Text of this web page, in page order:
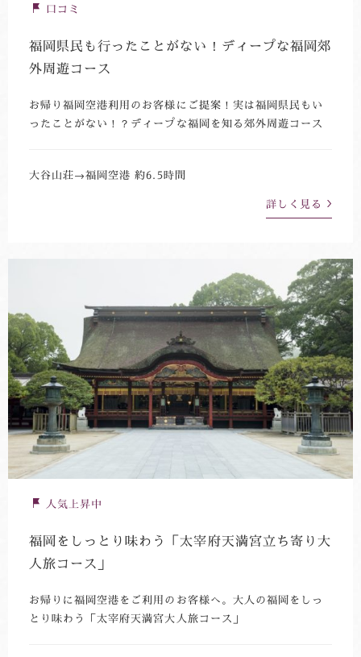
口コミ
福岡県民も行ったことがない！ディープな福岡郊
外周遊コース
お帰り福岡空港利用のお客様にご提案！実は福岡県民もい
ったことがない！？ディープな福岡を知る郊外周遊コース
大谷山荘→福岡空港 約6.5時間
詳しく見る
人気上昇中
福岡をしっとり味わう「太宰府天満宮立ち寄り大
人旅コース」
お帰りに福岡空港をご利用のお客様へ。大人の福岡をしっ
とり味わう「太宰府天満宮大人旅コース」